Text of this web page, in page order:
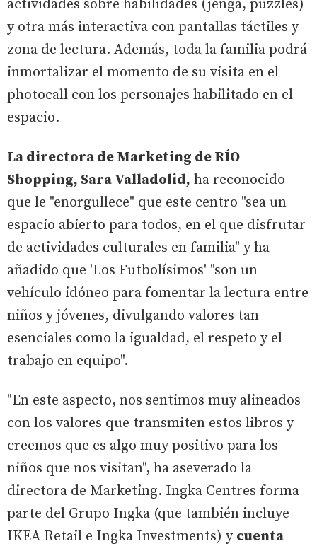
actividades sobre habilidades (jenga, puzzles)
y otra más interactiva con pantallas táctiles y
zona de lectura. Además, toda la familia podrá
inmortalizar el momento de su visita en el
photocall con los personajes habilitado en el
espacio.
La directora de Marketing de RÍO
Shopping, Sara Valladolid, ha reconocido
que le "enorgullece" que este centro "sea un
espacio abierto para todos, en el que disfrutar
de actividades culturales en familia" y ha
añadido que 'Los Futbolísimos' "son un
vehículo idóneo para fomentar la lectura entre
niños y jóvenes, divulgando valores tan
esenciales como la igualdad, el respeto y el
trabajo en equipo".
"En este aspecto, nos sentimos muy alineados
con los valores que transmiten estos libros y
creemos que es algo muy positivo para los
niños que nos visitan", ha aseverado la
directora de Marketing. Ingka Centres forma
parte del Grupo Ingka (que también incluye
IKEA Retail e Ingka Investments) y cuenta